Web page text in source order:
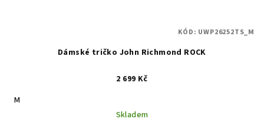
Dámské tričko John Richmond ROCK
2 699 Kč
M
Skladem
KÓD: UWP26252TS_M